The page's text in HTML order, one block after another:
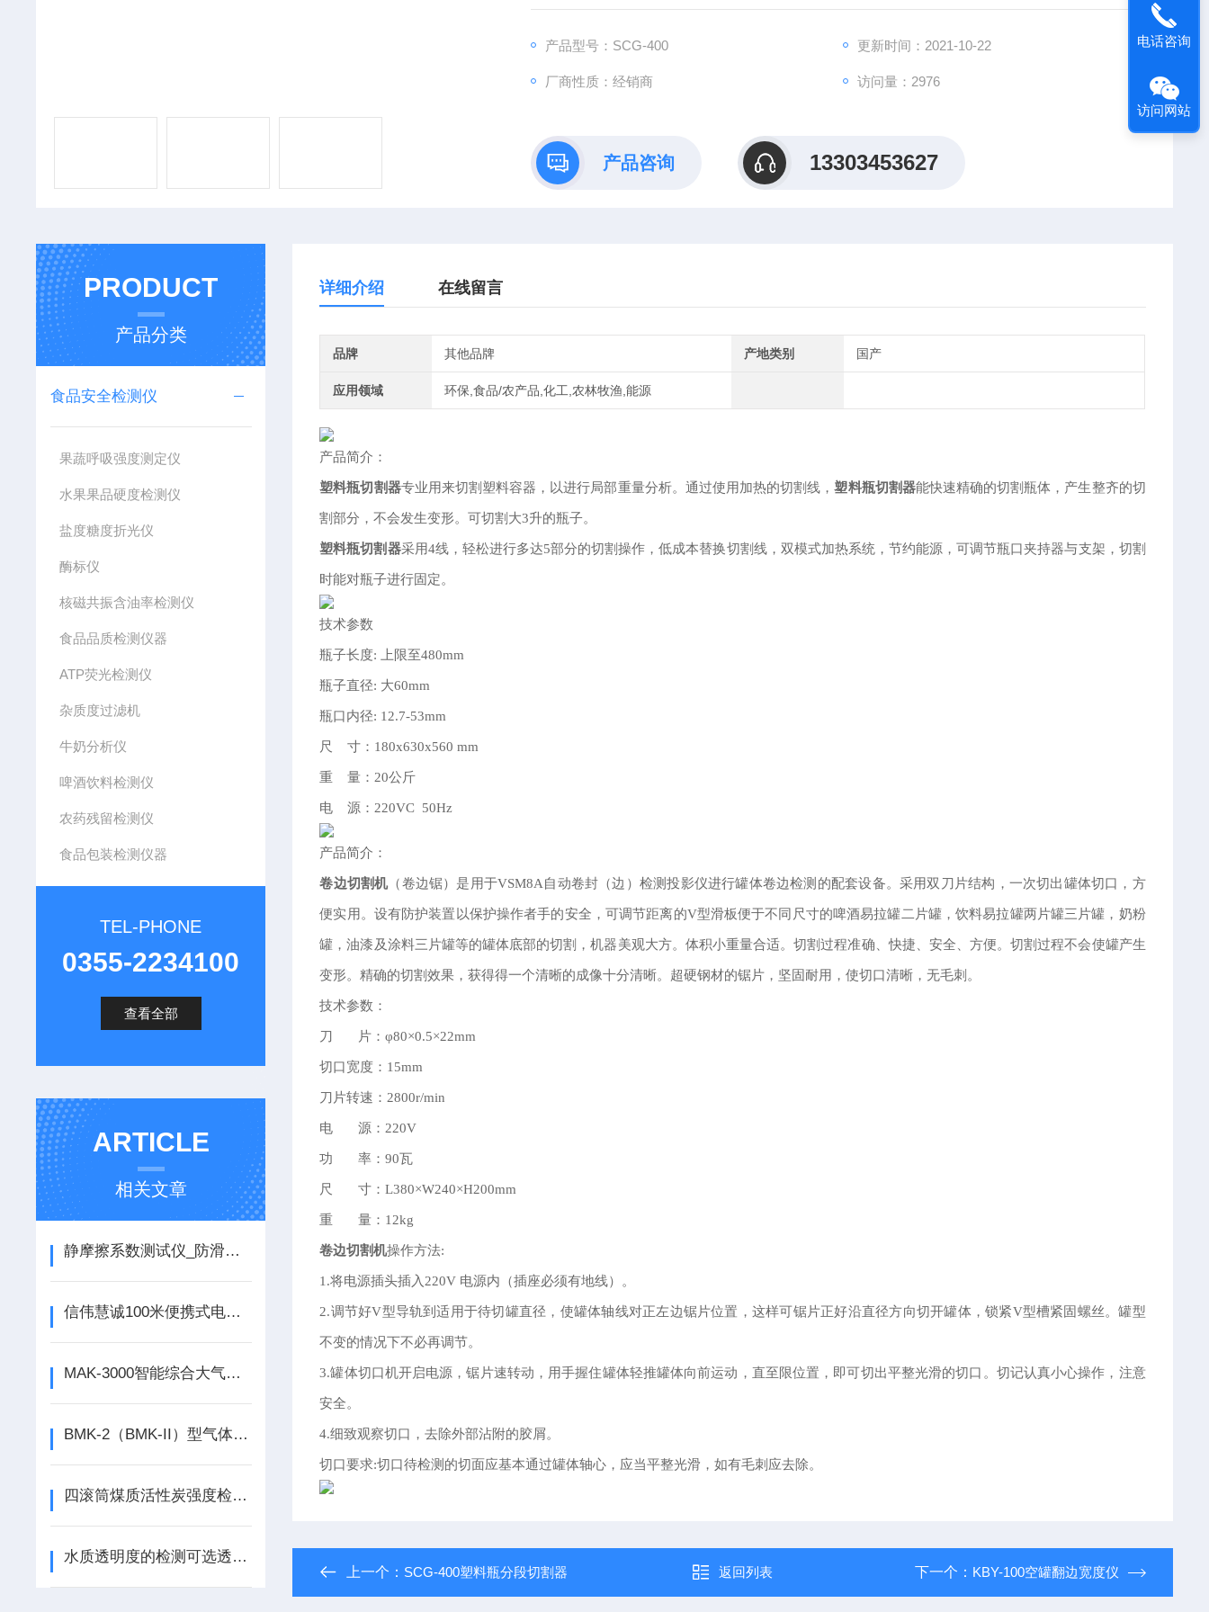
产品型号：SCG-400 更新时间：2021-10-22
厂商性质：经销商 访问量：2976
产品咨询 13303453627
PRODUCT
产品分类
食品安全检测仪
果蔬呼吸强度测定仪
水果果品硬度检测仪
盐度糖度折光仪
酶标仪
核磁共振含油率检测仪
食品品质检测仪器
ATP荧光检测仪
杂质度过滤机
牛奶分析仪
啤酒饮料检测仪
农药残留检测仪
食品包装检测仪器
TEL-PHONE
0355-2234100
查看全部
ARTICLE
相关文章
静摩擦系数测试仪_防滑仪_数字式测滑仪_防滑系数检测仪
信伟慧诚100米便携式电子井深仪使用方法
MAK-3000智能综合大气采样器用于气态物质以及颗粒物的样品采集
BMK-2（BMK-II）型气体相对密度仪仪器结构级检测方法
四滚筒煤质活性炭强度检测仪技术介绍！
水质透明度的检测可选透明度盘及塞氏盘与透明度计
详细介绍 在线留言
品牌 其他品牌 产地类别 国产
应用领域 环保,食品/农产品,化工,农林牧渔,能源
产品简介：
塑料瓶切割器专业用来切割塑料容器，以进行局部重量分析。通过使用加热的切割线，塑料瓶切割器能快速精确的切割瓶体，产生整齐的切
割部分，不会发生变形。可切割大3升的瓶子。
塑料瓶切割器采用4线，轻松进行多达5部分的切割操作，低成本替换切割线，双模式加热系统，节约能源，可调节瓶口夹持器与支架，切割
时能对瓶子进行固定。
技术参数
瓶子长度: 上限至480mm
瓶子直径: 大60mm
瓶口内径: 12.7-53mm
尺 寸：180x630x560 mm
重 量：20公斤
电 源：220VC 50Hz
产品简介：
卷边切割机（卷边锯）是用于VSM8A自动卷封（边）检测投影仪进行罐体卷边检测的配套设备。采用双刀片结构，一次切出罐体切口，方
便实用。设有防护装置以保护操作者手的安全，可调节距离的V型滑板便于不同尺寸的啤酒易拉罐二片罐，饮料易拉罐两片罐三片罐，奶粉
罐，油漆及涂料三片罐等的罐体底部的切割，机器美观大方。体积小重量合适。切割过程准确、快捷、安全、方便。切割过程不会使罐产生
变形。精确的切割效果，获得得一个清晰的成像十分清晰。超硬钢材的锯片，坚固耐用，使切口清晰，无毛刺。
技术参数：
刀 片：φ80×0.5×22mm
切口宽度：15mm
刀片转速：2800r/min
电 源：220V
功 率：90瓦
尺 寸：L380×W240×H200mm
重 量：12kg
卷边切割机操作方法:
1.将电源插头插入220V 电源内（插座必须有地线）。
2.调节好V型导轨到适用于待切罐直径，使罐体轴线对正左边锯片位置，这样可锯片正好沿直径方向切开罐体，锁紧V型槽紧固螺丝。罐型
不变的情况下不必再调节。
3.罐体切口机开启电源，锯片速转动，用手握住罐体轻推罐体向前运动，直至限位置，即可切出平整光滑的切口。切记认真小心操作，注意
安全。
4.细致观察切口，去除外部沾附的胶屑。
切口要求:切口待检测的切面应基本通过罐体轴心，应当平整光滑，如有毛刺应去除。
上一个： SCG-400塑料瓶分段切割器 返回列表 下一个： KBY-100空罐翻边宽度仪
电话咨询
访问网站